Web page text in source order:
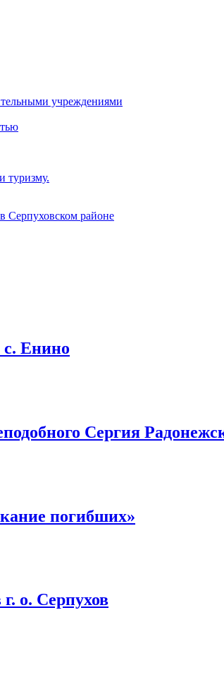
учреждениями
туризму.
Серпуховском районе
с. Енино
Сергия
погибших»
о. Серпухов